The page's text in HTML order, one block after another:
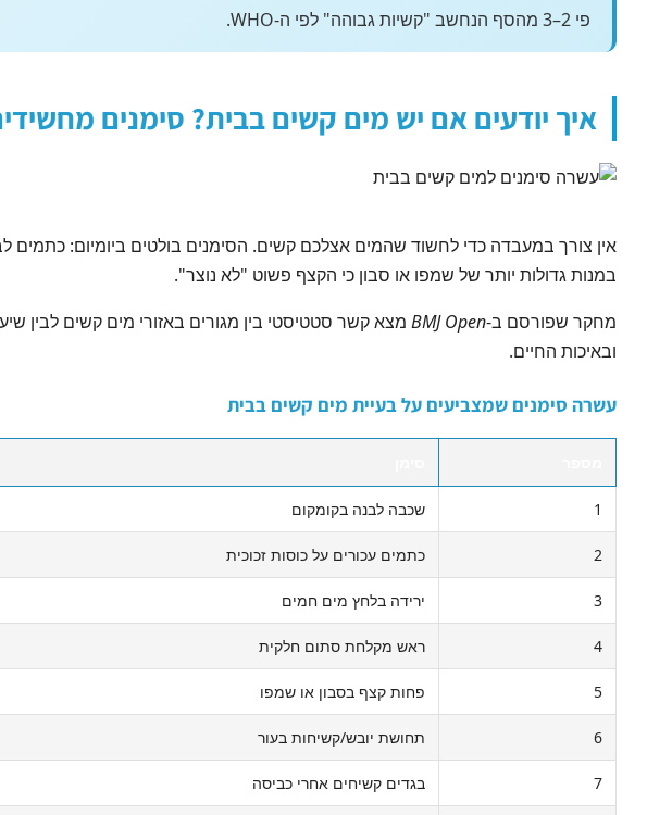
פי 2–3 מהסף הנחשב "קשיות גבוהה" לפי ה-WHO.
איך יודעים אם יש מים קשים בבית? סימנים
אין צורך במעבדה כדי לחשוד שהמים אצלכם קשים. הסימנים בולטים ביומיום: כתמים
במנות גדולות יותר של שמפו או סבון כי הקצף פשוט "לא נוצר".
מחקר שפורסם ב-BMJ Open מצא קשר סטטיסטי בין מגורים באזורי מים קשים לבין
ובאיכות החיים.
עשרה סימנים שמצביעים על בעיית מים קשים בבית
1 שכבה לבנה בקומקום
2 כתמים עכורים על כוסות זכוכית
3 ירידה בלחץ מים חמים
4 ראש מקלחת סתום חלקית
5 פחות קצף בסבון או שמפו
6 תחושת יובש/קשיחות בעור
7 בגדים קשיחים אחרי כביסה